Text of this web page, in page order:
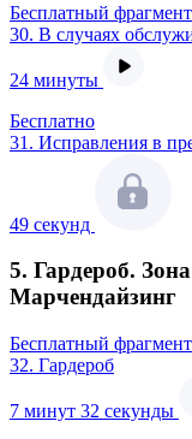
Бесплатный фрагмент
30. В случаях
24 минуты
Бесплатно
31. Исправления в
49 секунд
5. Гардероб.
Марчендайзинг
Бесплатный фрагмент
32. Гардероб
7 минут 32 секунды